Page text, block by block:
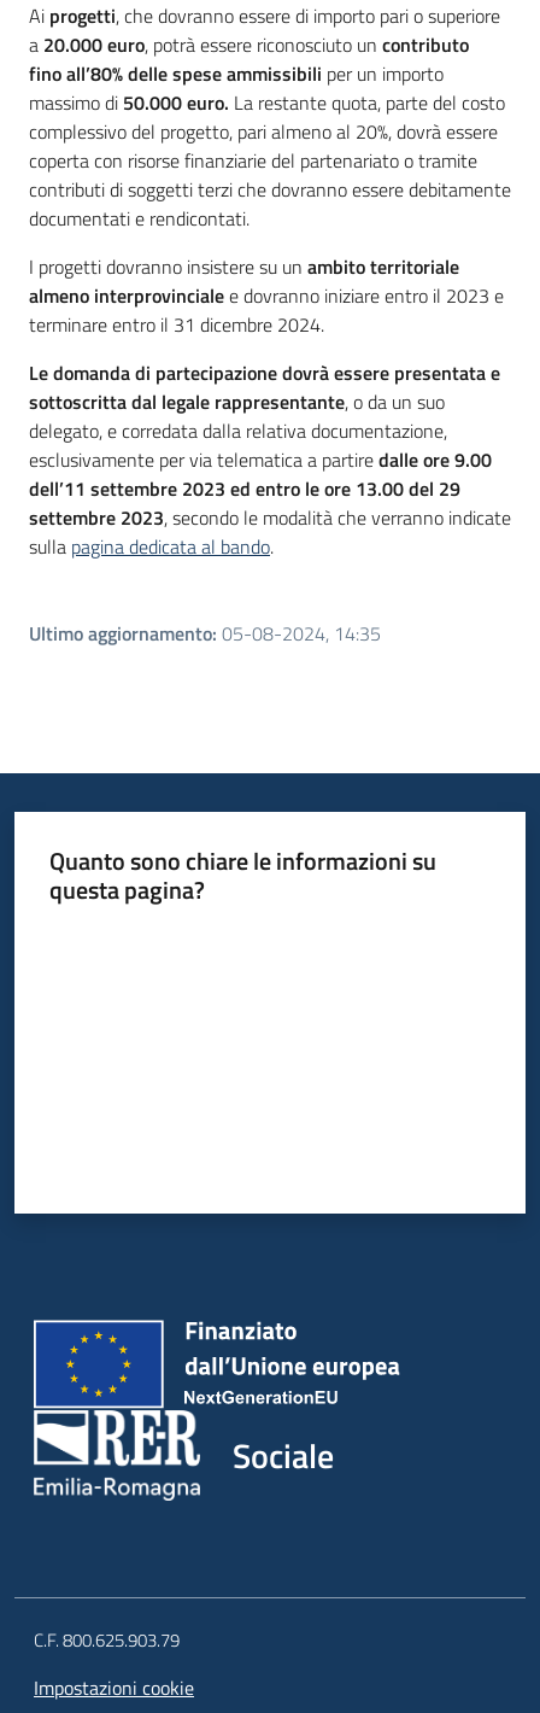
Ai progetti,che dovranno essere di importo pari o superiore
a 20.000 euro, potrà essere riconosciuto un contributo
fino all’80% delle spese ammissibili per un importo
massimo di 50.000 euro. La restante quota, parte del costo
complessivo del progetto, pari almeno al 20%, dovrà essere
coperta con risorse finanziarie del partenariato o tramite
contributi di soggetti terzi che dovranno essere debitamente
documentati e rendicontati.
I progetti dovranno insistere su un ambito territoriale
almeno interprovincialee dovranno iniziare entro il 2023 e
terminare entro il 31 dicembre 2024.
Le domanda di partecipazione dovrà essere presentata e
sottoscritta dal legale rappresentante, o da un suo
delegato, e corredata dalla relativa documentazione,
esclusivamente per via telematica a partiredalle ore 9.00
dell’11 settembre 2023 ed entro le ore 13.00 del 29
settembre 2023, secondo le modalità che verranno indicate
sulla pagina dedicata al bando.
Ultimo aggiornamento: 05-08-2024, 14:35
Quanto sono chiare le informazioni su
questa pagina?
Sociale
C.F. 800.625.903.79
Impostazioni cookie